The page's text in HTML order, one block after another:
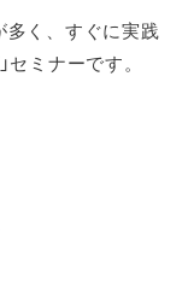
く、すぐに実践
ミナーです。